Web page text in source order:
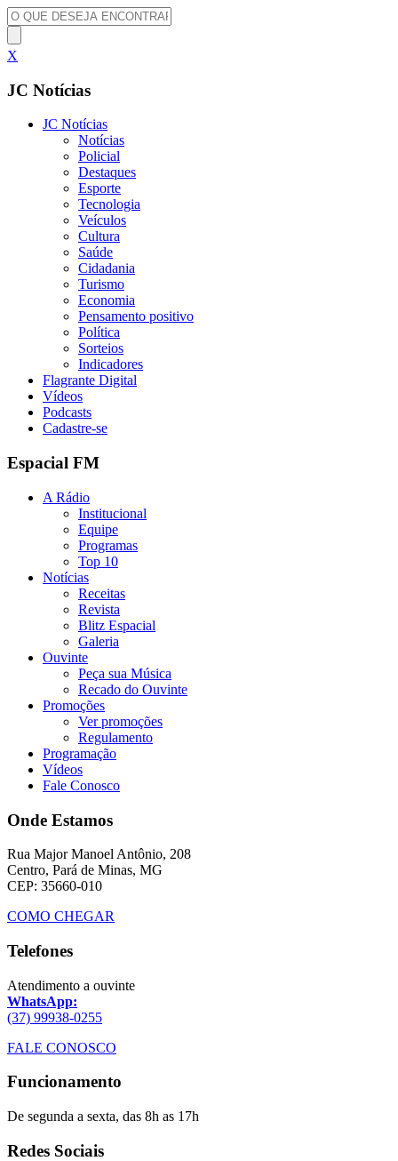
X
JC Notícias
JC Notícias
Notícias
Policial
Destaques
Esporte
Tecnologia
Veículos
Cultura
Saúde
Cidadania
Turismo
Economia
Pensamento positivo
Política
Sorteios
Indicadores
Flagrante Digital
Vídeos
Podcasts
Cadastre-se
Espacial FM
A Rádio
Institucional
Equipe
Programas
Top 10
Notícias
Receitas
Revista
Blitz Espacial
Galeria
Ouvinte
Peça sua Música
Recado do Ouvinte
Promoções
Ver promoções
Regulamento
Programação
Vídeos
Fale Conosco
Onde Estamos
Rua Major Manoel Antônio, 208
Centro, Pará de Minas, MG
CEP: 35660-010
COMO CHEGAR
Telefones
Atendimento a ouvinte
WhatsApp:
(37) 99938-0255
FALE CONOSCO
Funcionamento
De segunda a sexta, das 8h as 17h
Redes Sociais